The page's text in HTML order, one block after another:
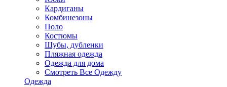
Кардиганы
Комбинезоны
Поло
Костюмы
Шубы, дубленки
Пляжная одежда
Одежда для дома
Смотреть Все Одежду
Одежда